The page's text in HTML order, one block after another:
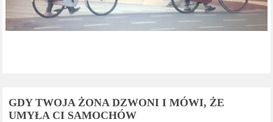
GDY TWOJA ŻONA DZWONI I MÓWI, ŻE
UMYŁA CI SAMOCHÓW